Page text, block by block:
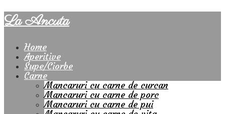
La Ancuta
Home
Aperitive
Supe/Ciorbe
Carne
Mancaruri cu carne de curcan
Mancaruri cu carne de porc
Mancaruri cu carne de pui